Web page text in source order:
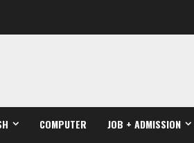
COMPUTER JOB + ADMISSION